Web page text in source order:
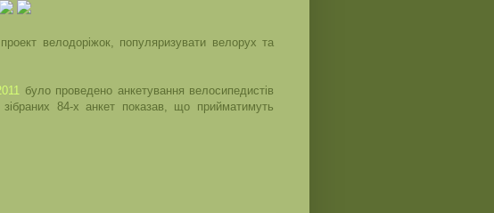
велодоріжок, популяризувати велорух та
було проведено анкетування велосипедистів
зібраних 84-х анкет показав, що прийматимуть